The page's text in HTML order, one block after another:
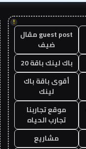
!
guest post مقال
ضيف
باك لينك باقة 20
أقوى باقة باك
لينك
موقع تجاربنا
تجارب الحياه
مشاريع